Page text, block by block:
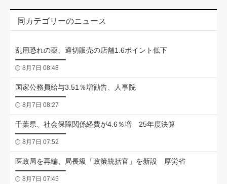
同カテゴリーのニュース
乱用恐れの薬、適切販売の店舗1.6ポイント低下
8月7日 08:48
国家公務員給与3.51％増勧告、人事院
8月7日 08:27
千葉県、社会保障関係経費が4.6％増 25年度決算
8月7日 07:52
医政局を再編、局長級「政策統括官」を新設 厚労省
8月7日 07:45